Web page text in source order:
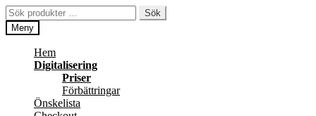
Hoppa
till
navigering
Hoppa
till
innehåll
Sök
efter:
Sök
Meny
Hem
Digitalisering
Priser
Förbättringar
Önskelista